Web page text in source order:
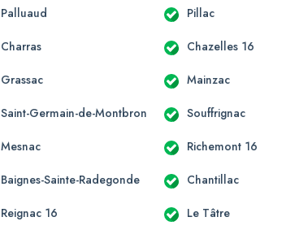
Palluaud Pillac
Charras Chazelles 16
Grassac Mainzac
Saint-Germain-de-Montbron Souffrignac
Mesnac Richemont 16
Baignes-Sainte-Radegonde Chantillac
Reignac 16 Le Tâtre